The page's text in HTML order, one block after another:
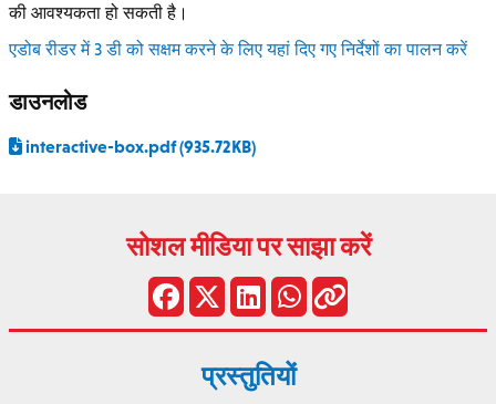
की आवश्यकता हो सकती है।
एडोब रीडर में 3 डी को सक्षम करने के लिए यहां दिए गए निर्देशों का पालन करें
डाउनलोड
interactive-box.pdf (935.72KB)
सोशल मीडिया पर साझा करें
प्रस्तुतियों